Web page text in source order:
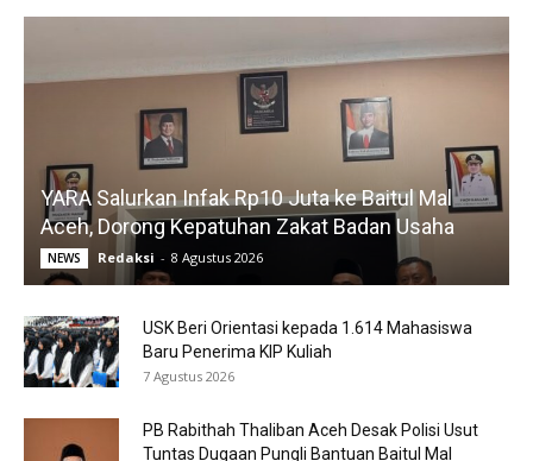
YARA Salurkan Infak Rp10 Juta ke Baitul Mal
Aceh, Dorong Kepatuhan Zakat Badan Usaha
NEWS Redaksi - 8 Agustus 2026
USK Beri Orientasi kepada 1.614 Mahasiswa
Baru Penerima KIP Kuliah
7 Agustus 2026
PB Rabithah Thaliban Aceh Desak Polisi Usut
Tuntas Dugaan Pungli Bantuan Baitul Mal